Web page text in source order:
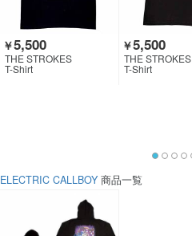
￥5,500
THE STROKES
T-Shirt
￥5,500
THE STROKES
T-Shirt
ELECTRIC CALLBOY 商品一覧